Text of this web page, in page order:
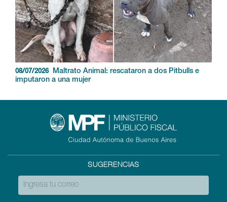
08/07/2026
Maltrato Animal: rescataron a dos Pitbulls e
imputaron a una mujer
SUGERENCIAS